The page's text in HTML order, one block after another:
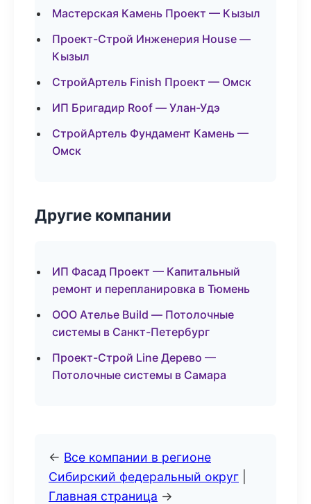
Мастерская Камень Проект — Кызыл
Проект-Строй Инженерия House —
Кызыл
СтройАртель Finish Проект — Омск
ИП Бригадир Roof — Улан-Удэ
СтройАртель Фундамент Камень —
Омск
Другие компании
ИП Фасад Проект — Капитальный
ремонт и перепланировка в Тюмень
ООО Ателье Build — Потолочные
системы в Санкт-Петербург
Проект-Строй Line Дерево —
Потолочные системы в Самара
← Все компании в регионе
Сибирский федеральный округ
Главная страница →